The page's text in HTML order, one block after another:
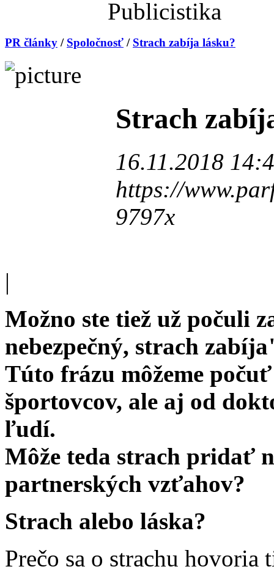
Publicistika
PR články / Spoločnosť / Strach zabíja lásku?
Strach
16.11.2018
https://
9797x
|
Možno ste tiež už počuli
nebezpečný, strach
Túto frázu môžeme
športovcov, ale aj od
ľudí.
Môže teda strach pridať
partnerských vzťahov?
Strach alebo láska?
Prečo sa o strachu hovoria